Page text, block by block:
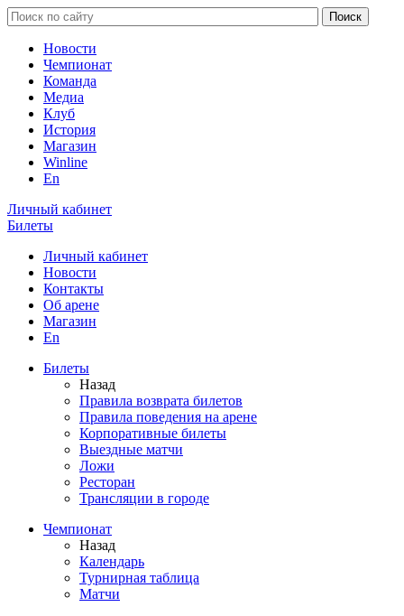
Новости
Чемпионат
Команда
Медиа
Клуб
История
Магазин
Winline
En
Личный кабинет
Билеты
Личный кабинет
Новости
Контакты
Об арене
Магазин
En
Билеты
Назад
Правила возврата билетов
Правила поведения на арене
Корпоративные билеты
Выездные матчи
Ложи
Ресторан
Трансляции в городе
Чемпионат
Назад
Календарь
Турнирная таблица
Матчи